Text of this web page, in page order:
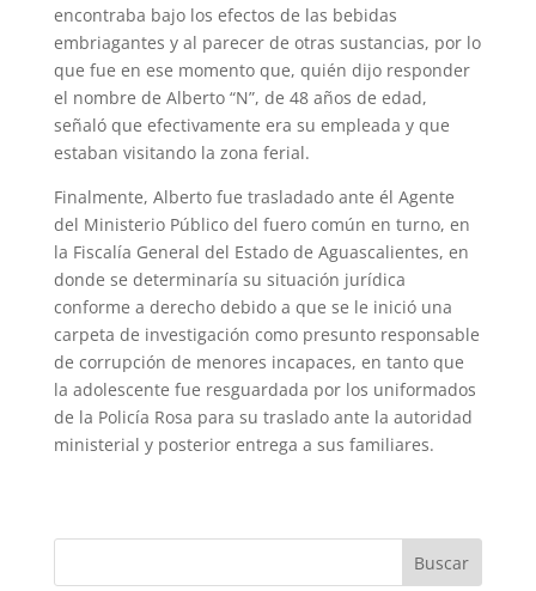
encontraba bajo los efectos de las bebidas
embriagantes y al parecer de otras sustancias, por lo
que fue en ese momento que, quién dijo responder
el nombre de Alberto “N”, de 48 años de edad,
señaló que efectivamente era su empleada y que
estaban visitando la zona ferial.
Finalmente, Alberto fue trasladado ante él Agente
del Ministerio Público del fuero común en turno, en
la Fiscalía General del Estado de Aguascalientes, en
donde se determinaría su situación jurídica
conforme a derecho debido a que se le inició una
carpeta de investigación como presunto responsable
de corrupción de menores incapaces, en tanto que
la adolescente fue resguardada por los uniformados
de la Policía Rosa para su traslado ante la autoridad
ministerial y posterior entrega a sus familiares.
Buscar